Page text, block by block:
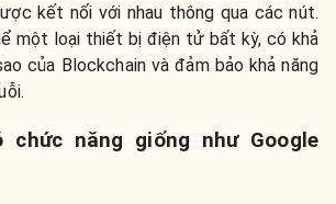
kết nối với nhau thông qua các nút.
một loại thiết bị điện tử bất kỳ, có khả
của Blockchain và đảm bảo khả năng
chức năng giống như Google